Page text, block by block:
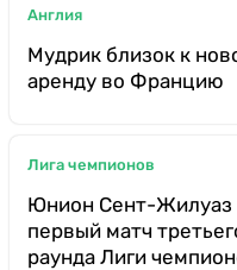
Англия
Мудрик близок к
аренду во Францию
Лига чемпионов
Юнион Сент-Жилуаз
первый матч
раунда Лиги